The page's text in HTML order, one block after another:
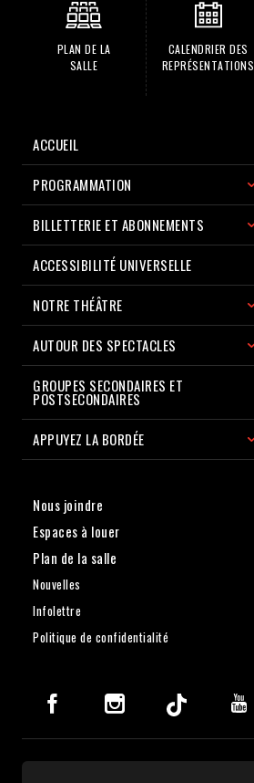
PLAN DE LA
SALLE
CALENDRIER DES
REPRÉSENTATIONS
ACCUEIL
PROGRAMMATION
BILLETTERIE ET ABONNEMENTS
ACCESSIBILITÉ UNIVERSELLE
NOTRE THÉÂTRE
AUTOUR DES SPECTACLES
GROUPES SECONDAIRES ET
POSTSECONDAIRES
APPUYEZ LA BORDÉE
Nous joindre
Espaces à louer
Plan de la salle
Nouvelles
Infolettre
Politique de confidentialité